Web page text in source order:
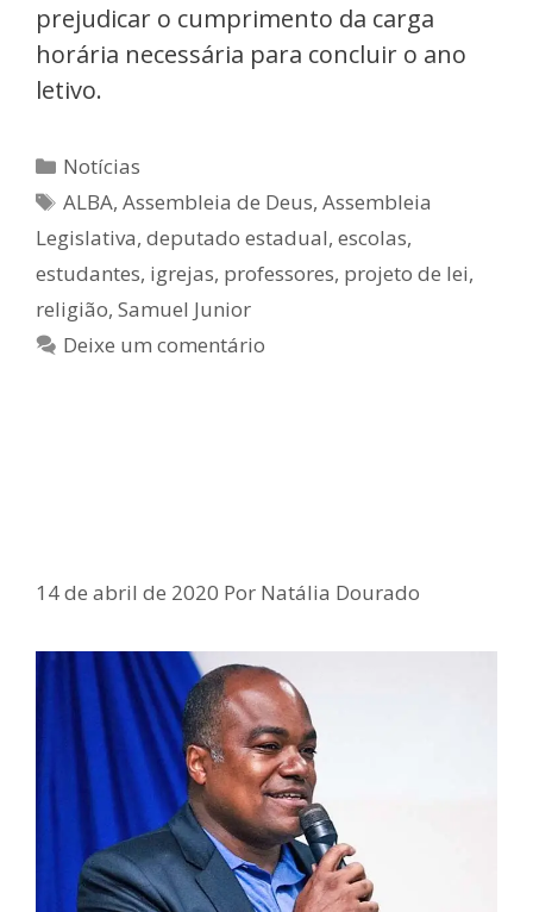
prejudicar o cumprimento da carga
horária necessária para concluir o ano
letivo.
Notícias
ALBA,Assembleia de Deus,Assembleia
Legislativa, deputado estadual, escolas,
estudantes, igrejas, professores, projeto de lei,
religião, Samuel Junior
Deixe um comentário
14 de abril de 2020 Por Natália Dourado